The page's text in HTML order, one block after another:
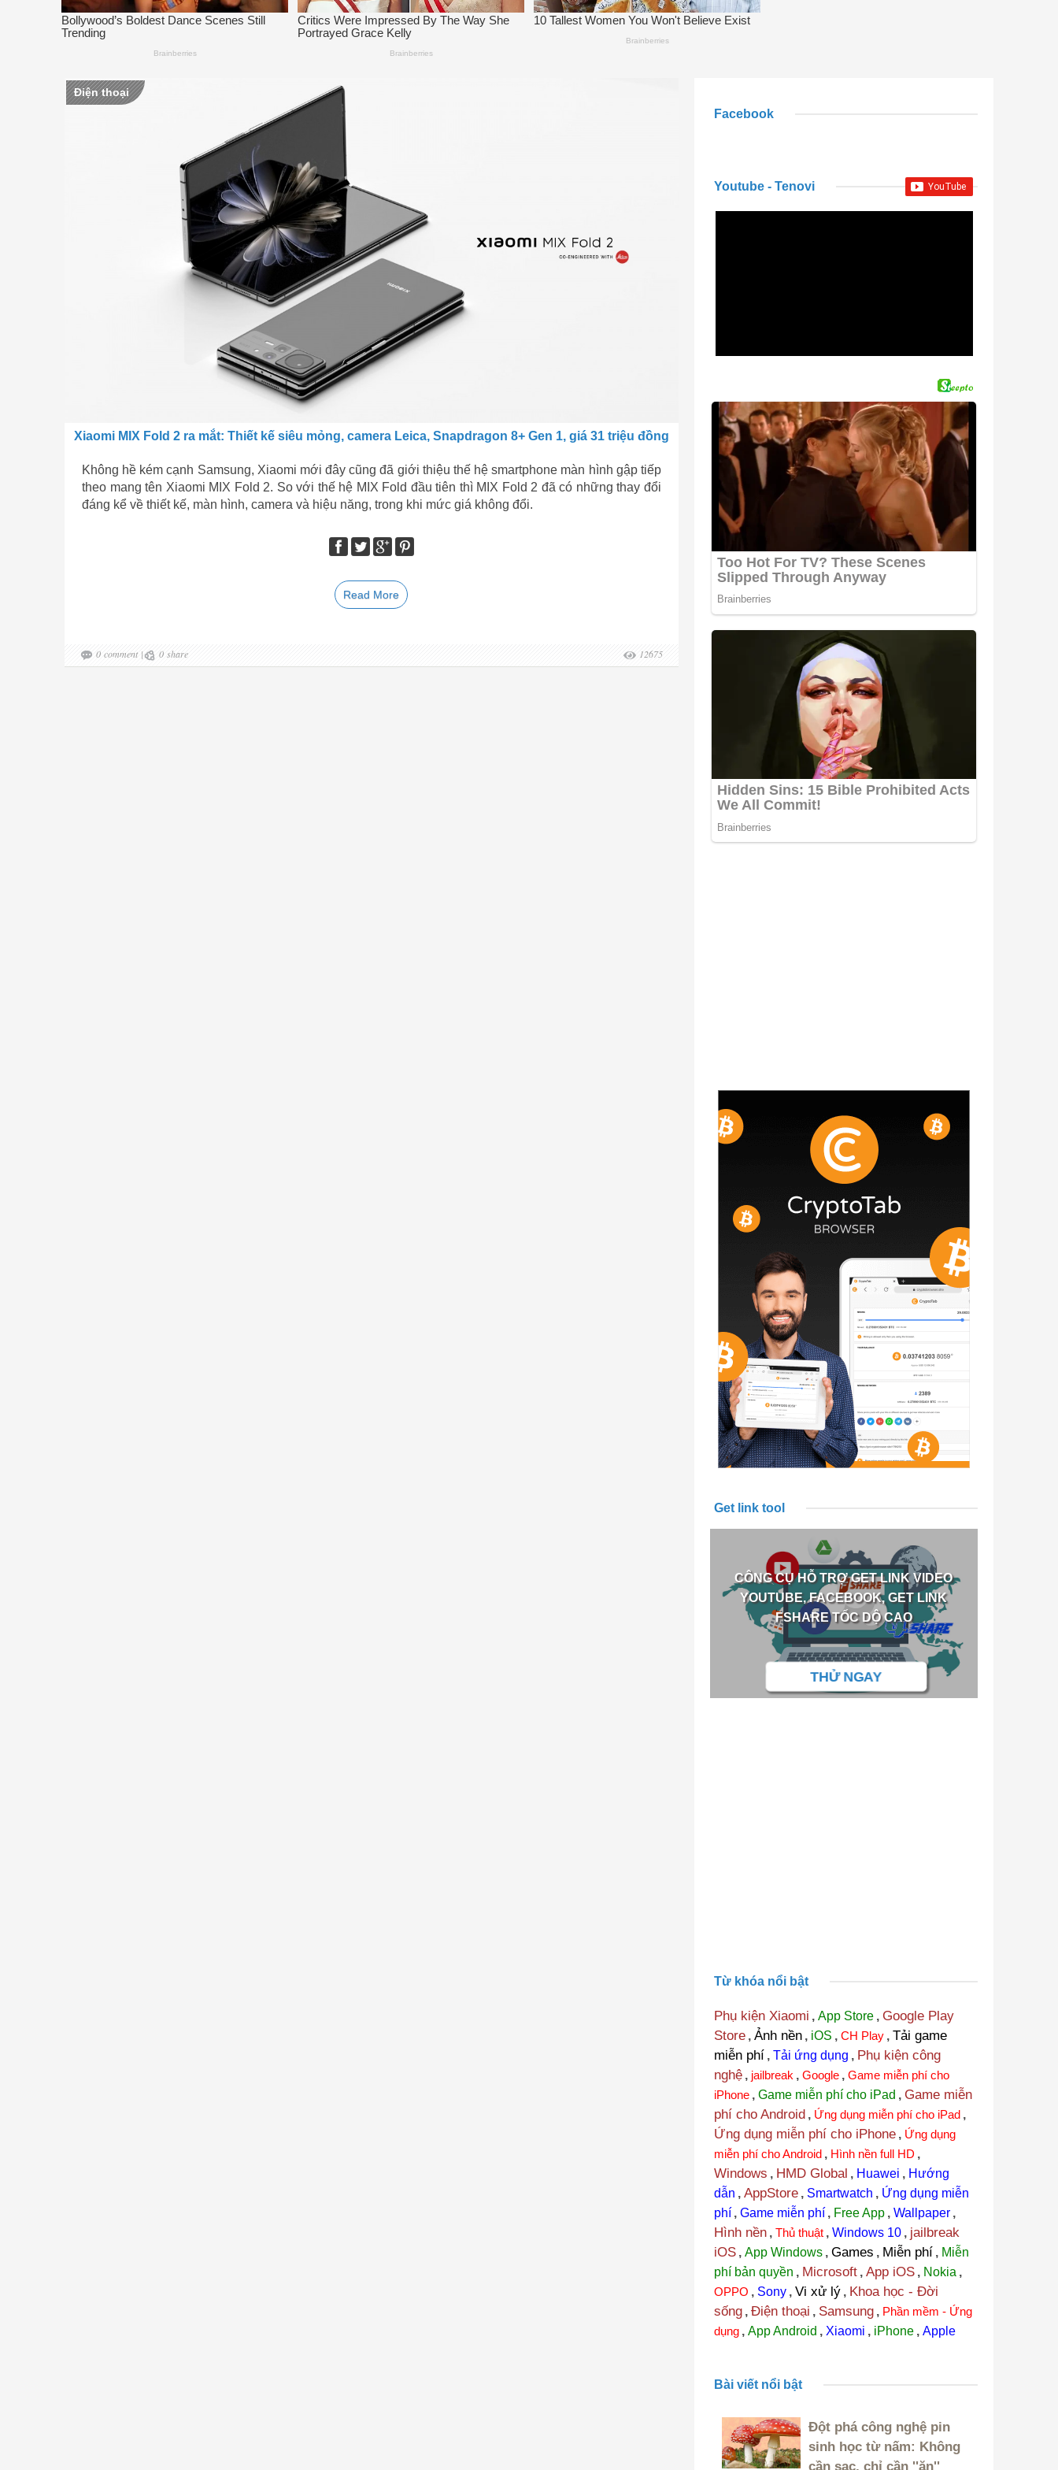
Điện thoại
Xiaomi MIX Fold 2 ra mắt: Thiết kế siêu mỏng, camera Leica, Snapdragon 8+ Gen 1, giá 31 triệu đồng
Không hề kém cạnh Samsung, Xiaomi mới đây cũng đã giới thiệu thế hệ smartphone màn hình gập tiếp
theo mang tên Xiaomi MIX Fold 2. So với thế hệ MIX Fold đầu tiên thì MIX Fold 2 đã có những thay đổi
đáng kể về thiết kế, màn hình, camera và hiệu năng, trong khi mức giá không đổi.
Read More
0 comment | 0 share 12675
Facebook
Youtube - Tenovi
Get link tool
CÔNG CỤ HỖ TRỢ GET LINK VIDEO
YOUTUBE, FACEBOOK, GET LINK
FSHARE TỐC DỘ CAO
THỬ NGAY
Từ khóa nổi bật
Phụ kiện Xiaomi , App Store , Google Play
Store , Ảnh nền , iOS , CH Play , Tải game
miễn phí , Tải ứng dụng , Phụ kiện công
nghệ , jailbreak , Google , Game miễn phí cho
iPhone , Game miễn phí cho iPad , Game miễn
phí cho Android , Ứng dụng miễn phí cho iPad ,
Ứng dụng miễn phí cho iPhone , Ứng dụng
miễn phí cho Android , Hình nền full HD ,
Windows , HMD Global , Huawei , Hướng
dẫn , AppStore , Smartwatch , Ứng dụng miễn
phí , Game miễn phí , Free App , Wallpaper ,
Hình nền , Thủ thuật , Windows 10 , jailbreak
iOS , App Windows , Games , Miễn phí , Miễn
phí bản quyền , Microsoft , App iOS , Nokia ,
OPPO , Sony , Vi xử lý , Khoa học - Đời
sống , Điện thoại , Samsung , Phần mềm - Ứng
dụng , App Android , Xiaomi , iPhone , Apple
Bài viết nổi bật
Đột phá công nghệ pin
sinh học từ nấm: Không
cần sạc, chỉ cần ''ăn''